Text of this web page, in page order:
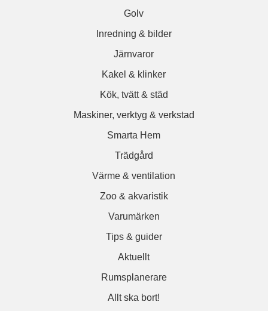
Golv
Inredning & bilder
Järnvaror
Kakel & klinker
Kök, tvätt & städ
Maskiner, verktyg & verkstad
Smarta Hem
Trädgård
Värme & ventilation
Zoo & akvaristik
Varumärken
Tips & guider
Aktuellt
Rumsplanerare
Allt ska bort!